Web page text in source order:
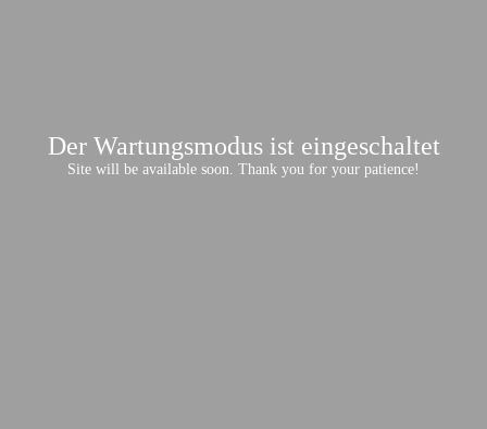
Der Wartungsmodus ist eingeschaltet
Site will be available soon. Thank you for your patience!